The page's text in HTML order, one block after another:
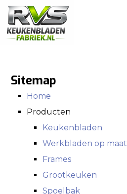
Sitemap
Home
Producten
Keukenbladen
Werkbladen op maat
Frames
Grootkeuken
Spoelbak